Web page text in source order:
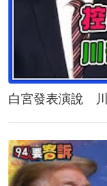
白宮發表演說